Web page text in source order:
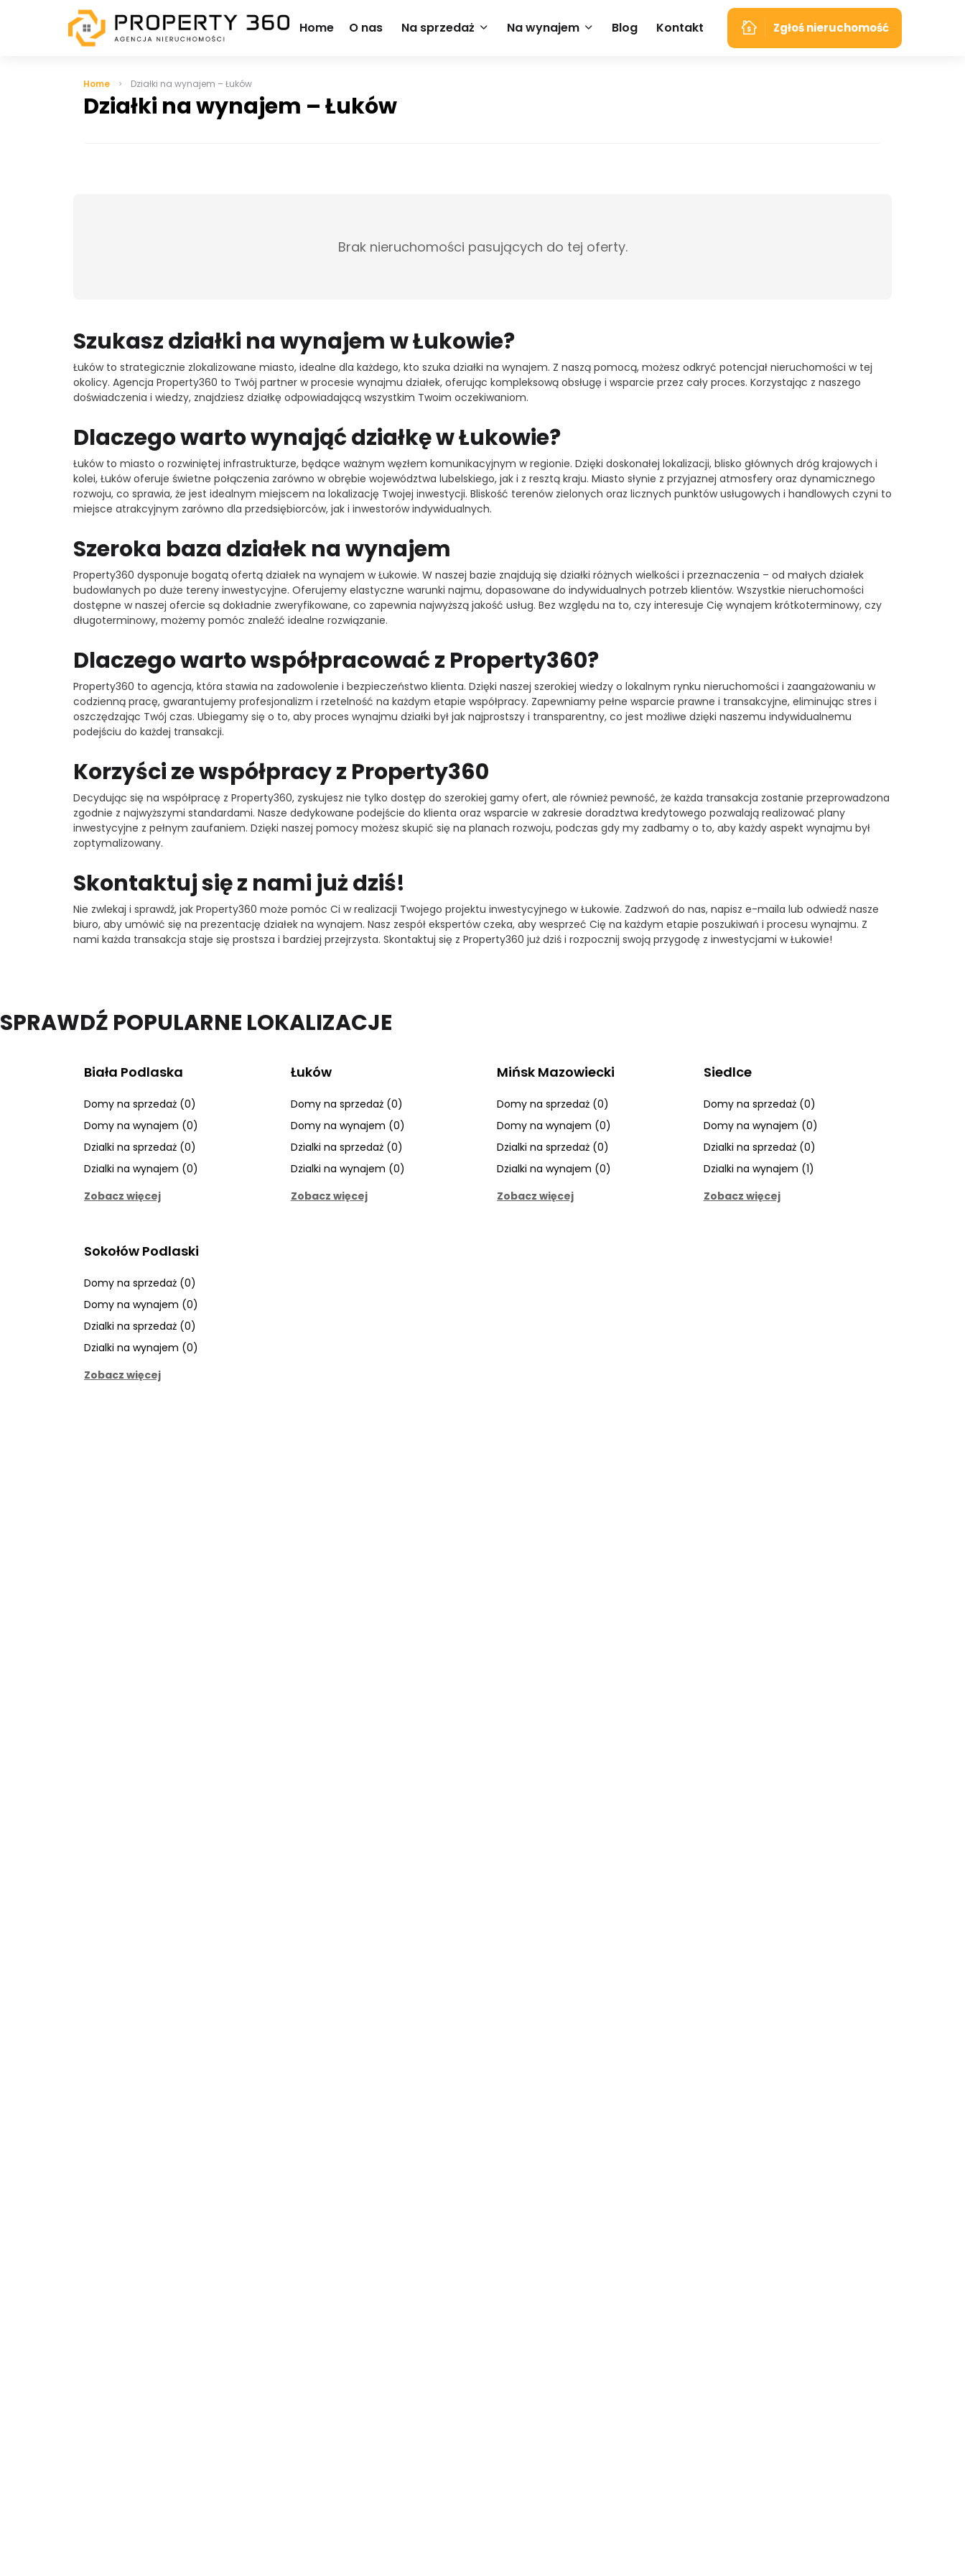
Home O nas Na sprzedaż Na wynajem Blog Kontakt Zgłoś nieruchomość
Home Działki na wynajem – Łuków
Działki na wynajem – Łuków
Brak nieruchomości pasujących do tej oferty.
Szukasz działki na wynajem w Łukowie?
Łuków to strategicznie zlokalizowane miasto, idealne dla każdego, kto szuka działki na wynajem. Z naszą pomocą, możesz odkryć potencjał nieruchomości w tej
okolicy. Agencja Property360 to Twój partner w procesie wynajmu działek, oferując kompleksową obsługę i wsparcie przez cały proces. Korzystając z naszego
doświadczenia i wiedzy, znajdziesz działkę odpowiadającą wszystkim Twoim oczekiwaniom.
Dlaczego warto wynająć działkę w Łukowie?
Łuków to miasto o rozwiniętej infrastrukturze, będące ważnym węzłem komunikacyjnym w regionie. Dzięki doskonałej lokalizacji, blisko głównych dróg krajowych i
kolei, Łuków oferuje świetne połączenia zarówno w obrębie województwa lubelskiego, jak i z resztą kraju. Miasto słynie z przyjaznej atmosfery oraz dynamicznego
rozwoju, co sprawia, że jest idealnym miejscem na lokalizację Twojej inwestycji. Bliskość terenów zielonych oraz licznych punktów usługowych i handlowych czyni to
miejsce atrakcyjnym zarówno dla przedsiębiorców, jak i inwestorów indywidualnych.
Szeroka baza działek na wynajem
Property360 dysponuje bogatą ofertą działek na wynajem w Łukowie. W naszej bazie znajdują się działki różnych wielkości i przeznaczenia – od małych działek
budowlanych po duże tereny inwestycyjne. Oferujemy elastyczne warunki najmu, dopasowane do indywidualnych potrzeb klientów. Wszystkie nieruchomości
dostępne w naszej ofercie są dokładnie zweryfikowane, co zapewnia najwyższą jakość usług. Bez względu na to, czy interesuje Cię wynajem krótkoterminowy, czy
długoterminowy, możemy pomóc znaleźć idealne rozwiązanie.
Dlaczego warto współpracować z Property360?
Property360 to agencja, która stawia na zadowolenie i bezpieczeństwo klienta. Dzięki naszej szerokiej wiedzy o lokalnym rynku nieruchomości i zaangażowaniu w
codzienną pracę, gwarantujemy profesjonalizm i rzetelność na każdym etapie współpracy. Zapewniamy pełne wsparcie prawne i transakcyjne, eliminując stres i
oszczędzając Twój czas. Ubiegamy się o to, aby proces wynajmu działki był jak najprostszy i transparentny, co jest możliwe dzięki naszemu indywidualnemu
podejściu do każdej transakcji.
Korzyści ze współpracy z Property360
Decydując się na współpracę z Property360, zyskujesz nie tylko dostęp do szerokiej gamy ofert, ale również pewność, że każda transakcja zostanie przeprowadzona
zgodnie z najwyższymi standardami. Nasze dedykowane podejście do klienta oraz wsparcie w zakresie doradztwa kredytowego pozwalają realizować plany
inwestycyjne z pełnym zaufaniem. Dzięki naszej pomocy możesz skupić się na planach rozwoju, podczas gdy my zadbamy o to, aby każdy aspekt wynajmu był
zoptymalizowany.
Skontaktuj się z nami już dziś!
Nie zwlekaj i sprawdź, jak Property360 może pomóc Ci w realizacji Twojego projektu inwestycyjnego w Łukowie. Zadzwoń do nas, napisz e-maila lub odwiedź nasze
biuro, aby umówić się na prezentację działek na wynajem. Nasz zespół ekspertów czeka, aby wesprzeć Cię na każdym etapie poszukiwań i procesu wynajmu. Z
nami każda transakcja staje się prostsza i bardziej przejrzysta. Skontaktuj się z Property360 już dziś i rozpocznij swoją przygodę z inwestycjami w Łukowie!
SPRAWDŹ POPULARNE LOKALIZACJE
Biała Podlaska
Domy na sprzedaż (0)
Domy na wynajem (0)
Dzialki na sprzedaż (0)
Dzialki na wynajem (0)
Zobacz więcej
Łuków
Domy na sprzedaż (0)
Domy na wynajem (0)
Dzialki na sprzedaż (0)
Dzialki na wynajem (0)
Zobacz więcej
Mińsk Mazowiecki
Domy na sprzedaż (0)
Domy na wynajem (0)
Dzialki na sprzedaż (0)
Dzialki na wynajem (0)
Zobacz więcej
Siedlce
Domy na sprzedaż (0)
Domy na wynajem (0)
Dzialki na sprzedaż (0)
Dzialki na wynajem (1)
Zobacz więcej
Sokołów Podlaski
Domy na sprzedaż (0)
Domy na wynajem (0)
Dzialki na sprzedaż (0)
Dzialki na wynajem (0)
Zobacz więcej